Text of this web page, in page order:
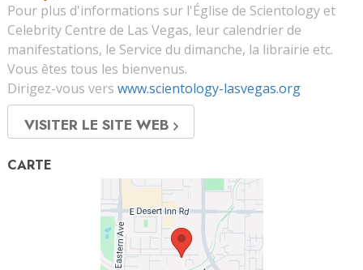
Pour plus d'informations sur l'Église de Scientology et
Celebrity Centre de Las Vegas, leur calendrier de
manifestations, le Service du dimanche, la librairie etc.
Vous êtes tous les bienvenus.
Dirigez-vous vers www.scientology-lasvegas.org
VISITER LE SITE WEB
CARTE